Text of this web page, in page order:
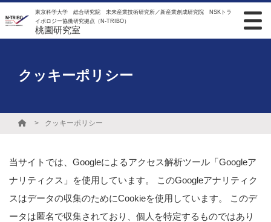
東京科学大学 総合研究院 未来産業技術研究所／新産業創成研究院 NSKトラ
イボロジー協働研究拠点（N-TRIBO）
桃園研究室
クッキーポリシー
クッキーポリシー
当サイトでは、Googleによるアクセス解析ツール「Googleア
ナリティクス」を使用しています。 このGoogleアナリティク
スはデータの収集のためにCookieを使用しています。 このデ
ータは匿名で収集されており、個人を特定するものではあり